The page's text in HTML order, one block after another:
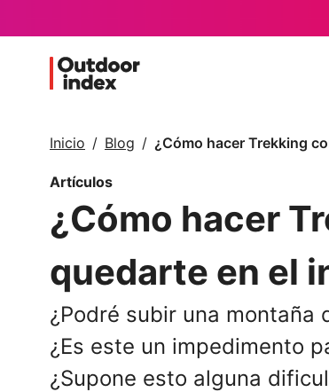
Inicio Blog ¿Cómo hacer Trekking
Artículos
¿Cómo hacer
quedarte en el
¿Podré subir una montaña
¿Es este un impedimento
¿Supone esto alguna